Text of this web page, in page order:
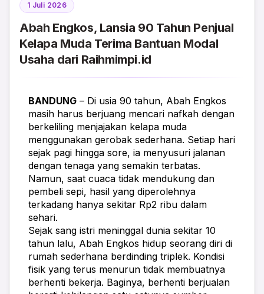
1 Juli 2026
Abah Engkos, Lansia 90 Tahun Penjual
Kelapa Muda Terima Bantuan Modal
Usaha dari Raihmimpi.id
BANDUNG – Di usia 90 tahun, Abah Engkos
masih harus berjuang mencari nafkah dengan
berkeliling menjajakan kelapa muda
menggunakan gerobak sederhana. Setiap hari
sejak pagi hingga sore, ia menyusuri jalanan
dengan tenaga yang semakin terbatas.
Namun, saat cuaca tidak mendukung dan
pembeli sepi, hasil yang diperolehnya
terkadang hanya sekitar Rp2 ribu dalam
sehari.
Sejak sang istri meninggal dunia sekitar 10
tahun lalu, Abah Engkos hidup seorang diri di
rumah sederhana berdinding triplek. Kondisi
fisik yang terus menurun tidak membuatnya
berhenti bekerja. Baginya, berhenti berjualan